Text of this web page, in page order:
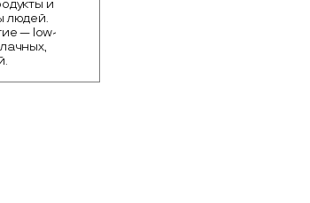
и
людей.
— low-